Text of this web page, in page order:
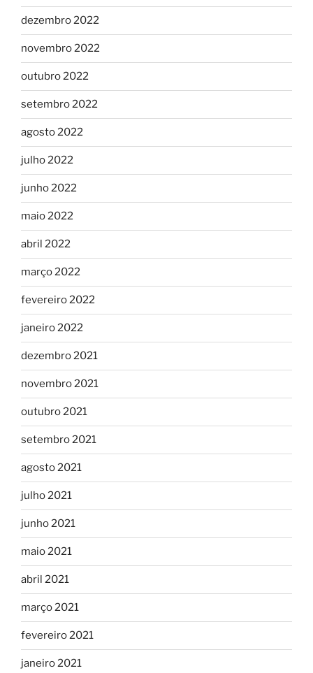
dezembro 2022
novembro 2022
outubro 2022
setembro 2022
agosto 2022
julho 2022
junho 2022
maio 2022
abril 2022
março 2022
fevereiro 2022
janeiro 2022
dezembro 2021
novembro 2021
outubro 2021
setembro 2021
agosto 2021
julho 2021
junho 2021
maio 2021
abril 2021
março 2021
fevereiro 2021
janeiro 2021